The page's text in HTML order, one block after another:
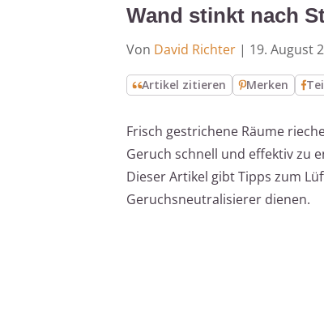
Wand stinkt nach
Von David Richter | 19. August
Artikel zitieren Merken
Frisch gestrichene Räume
Geruch schnell und effektiv zu
Dieser Artikel gibt Tipps zum
Geruchsneutralisierer dienen.